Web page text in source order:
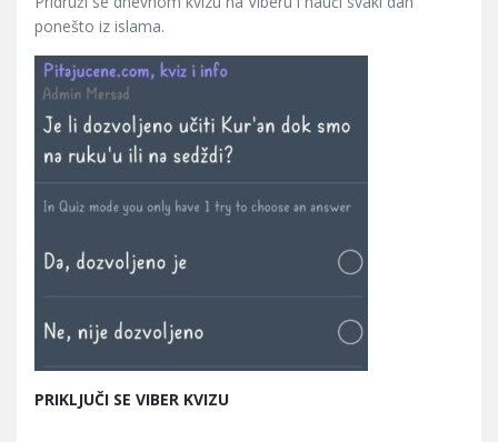
ponešto iz islama.
PRIKLJUČI SE VIBER KVIZU